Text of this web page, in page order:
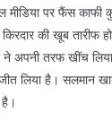
मीडिया पर फैंस
की खूब तारीफ
ने अपनी तरफ खींच
लिया है। सलमान